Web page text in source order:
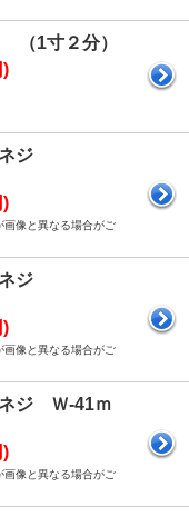
1寸２分）
)
ジ
)
像と異なる場合がご
ジ
)
像と異なる場合がご
ジ Ｗ-41ｍ
)
像と異なる場合がご